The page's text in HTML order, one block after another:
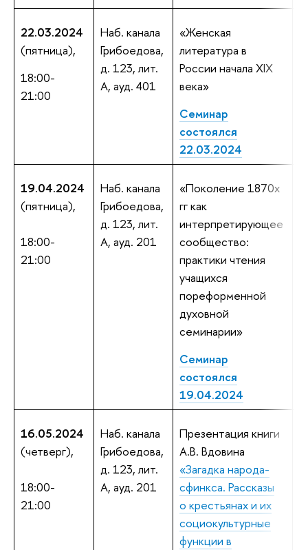
22.03.2024
(пятница),
18:00-
21:00
Наб. канала
Грибоедова,
д. 123, лит.
А, ауд. 401
«Женская
литература в
России начала XIX
века»
Семинар
состоялся
22.03.2024
19.04.2024
(пятница),
18:00-
21:00
Наб. канала
Грибоедова,
д. 123, лит.
А, ауд. 201
«Поколение 1870х
гг как
интерпретирующее
сообщество:
практики чтения
учащихся
пореформенной
духовной
семинарии»
Семинар
состоялся
19.04.2024
16.05.2024
(четверг),
18:00-
21:00
Наб. канала
Грибоедова,
д. 123, лит.
А, ауд. 201
Презентация книги
А.В. Вдовина
«Загадка народа-
сфинкса. Рассказы
о крестьянах и их
социокультурные
функции в